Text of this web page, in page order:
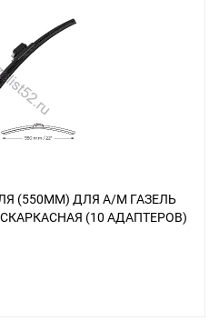
(550ММ) ДЛЯ А/М ГАЗЕЛЬ
(10 АДАПТЕРОВ)